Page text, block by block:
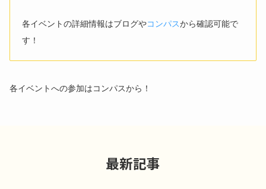
各イベントの詳細情報はブログやコンパスから確認可能で
す！
各イベントへの参加はコンパスから！
最新記事